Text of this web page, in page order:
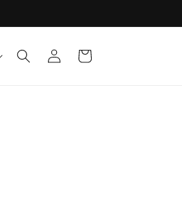
Iniciar
sesión
Carrito